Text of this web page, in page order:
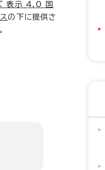
表示 4.0 国
の下に提供さ